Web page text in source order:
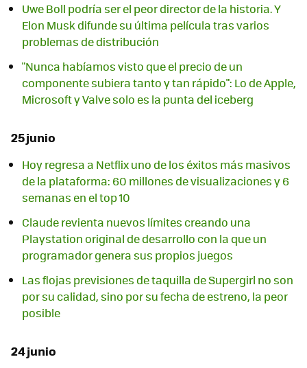
Uwe Boll podría ser el peor director de la historia. Y
Elon Musk difunde su última película tras varios
problemas de distribución
"Nunca habíamos visto que el precio de un
componente subiera tanto y tan rápido": Lo de Apple,
Microsoft y Valve solo es la punta del iceberg
25 junio
Hoy regresa a Netflix uno de los éxitos más masivos
de la plataforma: 60 millones de visualizaciones y 6
semanas en el top 10
Claude revienta nuevos límites creando una
Playstation original de desarrollo con la que un
programador genera sus propios juegos
Las flojas previsiones de taquilla de Supergirl no son
por su calidad, sino por su fecha de estreno, la peor
posible
24 junio